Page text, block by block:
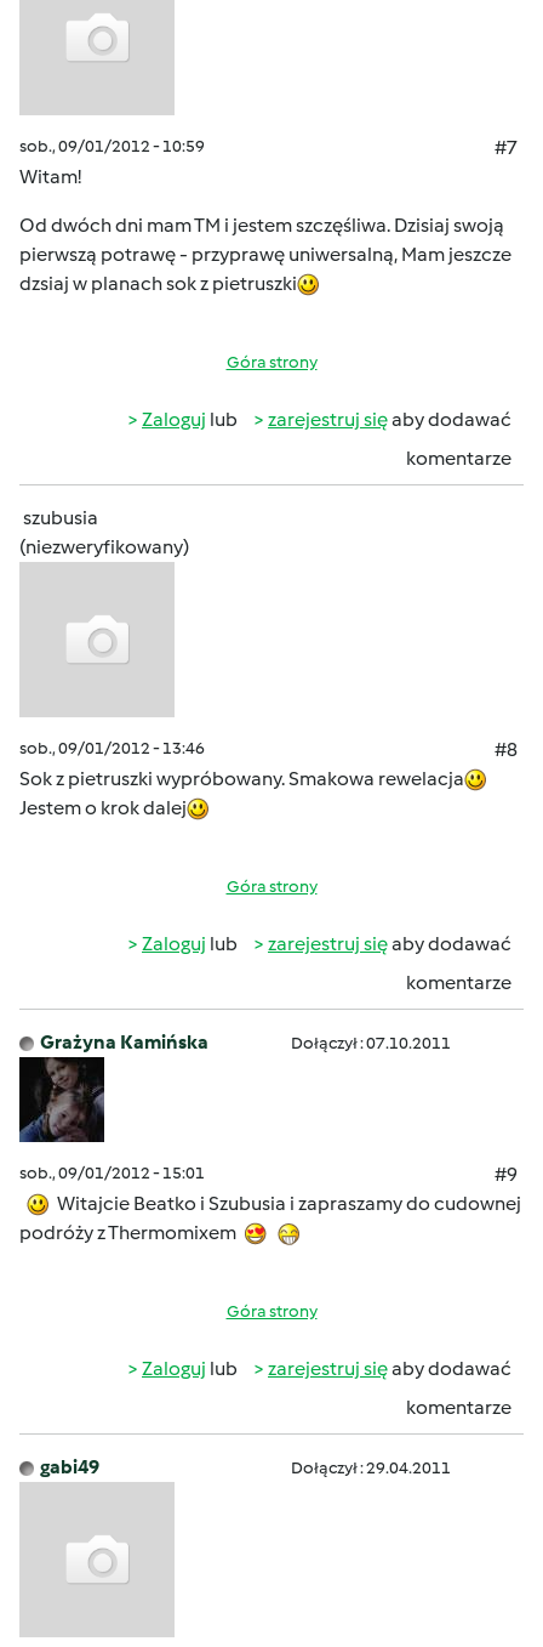
sob., 09/01/2012 - 10:59
#7
Witam!
Od dwóch dni mam TM i jestem szczęśliwa. Dzisiaj swoją
pierwszą potrawę - przyprawę uniwersalną, Mam jeszcze
dzsiaj w planach sok z pietruszki
Góra strony
Zaloguj lub zarejestruj sięaby dodawać
komentarze
szubusia
(niezweryfikowany)
sob., 09/01/2012 - 13:46
#8
Sok z pietruszki wypróbowany. Smakowa rewelacja
Jestem o krok dalej
Góra strony
Zaloguj lub zarejestruj sięaby dodawać
komentarze
Grażyna Kamińska Dołączył : 07.10.2011
sob., 09/01/2012 - 15:01
#9
Witajcie Beatko i Szubusia i zapraszamy do cudownej
podróży z Thermomixem
Góra strony
Zaloguj lub zarejestruj sięaby dodawać
komentarze
gabi49 Dołączył : 29.04.2011